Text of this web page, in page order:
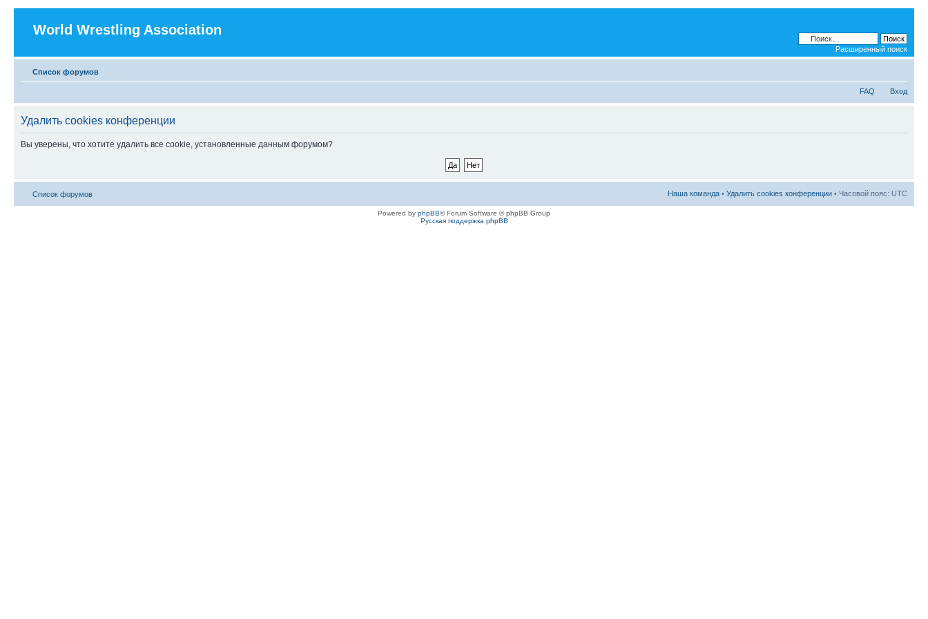
World Wrestling Association
Расширенный поиск
Список форумов
FAQ Вход
Удалить cookies конференции
Вы уверены, что хотите удалить все cookie, установленные данным форумом?
Список форумов Наша команда • Удалить cookies конференции • Часовой пояс: UTC
Powered by phpBB® Forum Software © phpBB Group
Русская поддержка phpBB